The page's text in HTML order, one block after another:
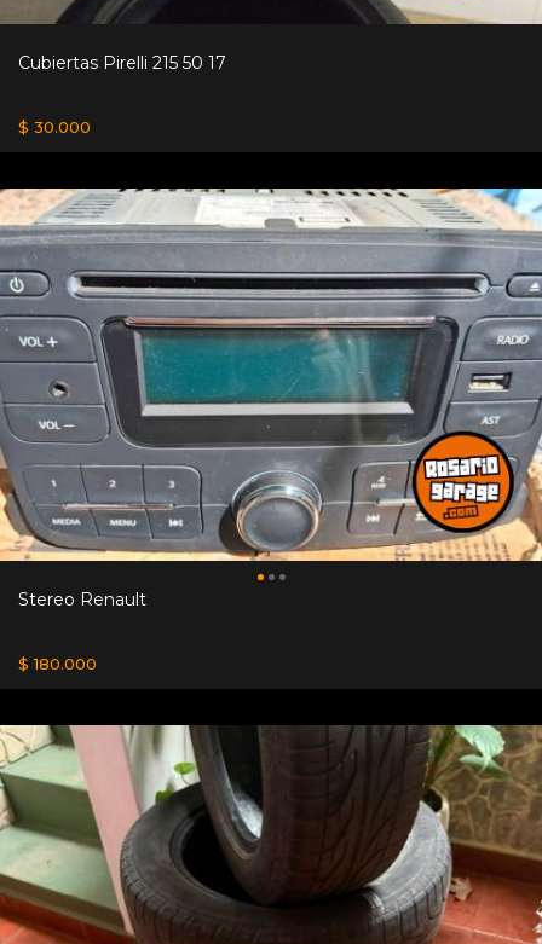
Cubiertas Pirelli 215 50 17
$ 30.000
Stereo Renault
$ 180.000